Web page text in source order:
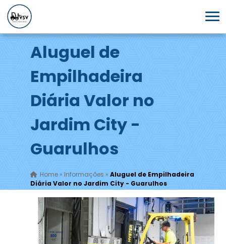
Aluguel de
Empilhadeira
Diária Valor no
Jardim City -
Guarulhos
Home» Informações » Aluguel de Empilhadeira
Diária Valor no Jardim City - Guarulhos